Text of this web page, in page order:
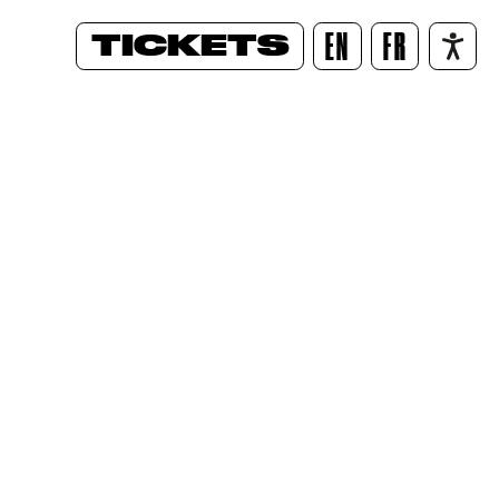
TICKETS EN FR